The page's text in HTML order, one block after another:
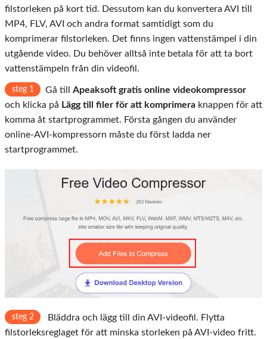
filstorleken på kort tid. Dessutom kan du konvertera AVI till
MP4, FLV, AVI och andra format samtidigt som du
komprimerar filstorleken. Det finns ingen vattenstämpel i din
utgående video. Du behöver alltså inte betala för att ta bort
vattenstämpeln från din videofil.
steg 1 Gå till Apeaksoft gratis online videokompressor
och klicka på Lägg till filer för att komprimera knappen för att
komma åt startprogrammet. Första gången du använder
online-AVI-kompressorn måste du först ladda ner
startprogrammet.
steg 2
Bläddra och lägg till din AVI-videofil. Flytta
filstorleksreglaget för att minska storleken på AVI-video fritt.